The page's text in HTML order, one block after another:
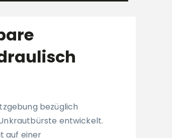
bezüglich
entwickelt.
auf einer